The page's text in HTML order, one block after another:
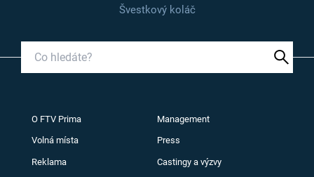
Švestkový koláč
O FTV Prima Management
Volná místa Press
Reklama Castingy a výzvy